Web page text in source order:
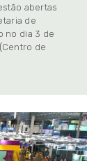
abertas
de
no dia 3 de
de